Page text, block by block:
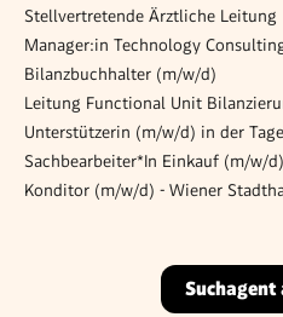
Stellvertretende Ärztliche Leitung
Bilanzbuchhalter (m/w/d)
Leitung Functional Unit
Unterstützerin (m/w/d) in der
Sachbearbeiter*In Einkauf (m/w/d)
Konditor (m/w/d) - Wiener
Suchagent